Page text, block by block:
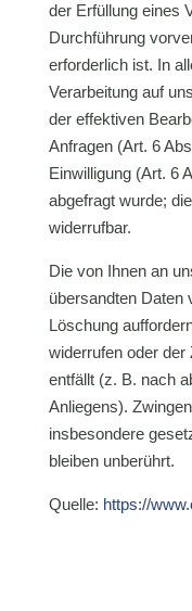
der Erfüllung eines
Durchführung
erforderlich ist. In
Verarbeitung auf
der effektiven
Anfragen (Art. 6
Einwilligung (Art. 6
abgefragt wurde;
widerrufbar.
Die von Ihnen an
übersandten Daten
Löschung
widerrufen oder
entfällt (z. B. nach
Anliegens).
insbesondere
bleiben unberührt.
Quelle: https://